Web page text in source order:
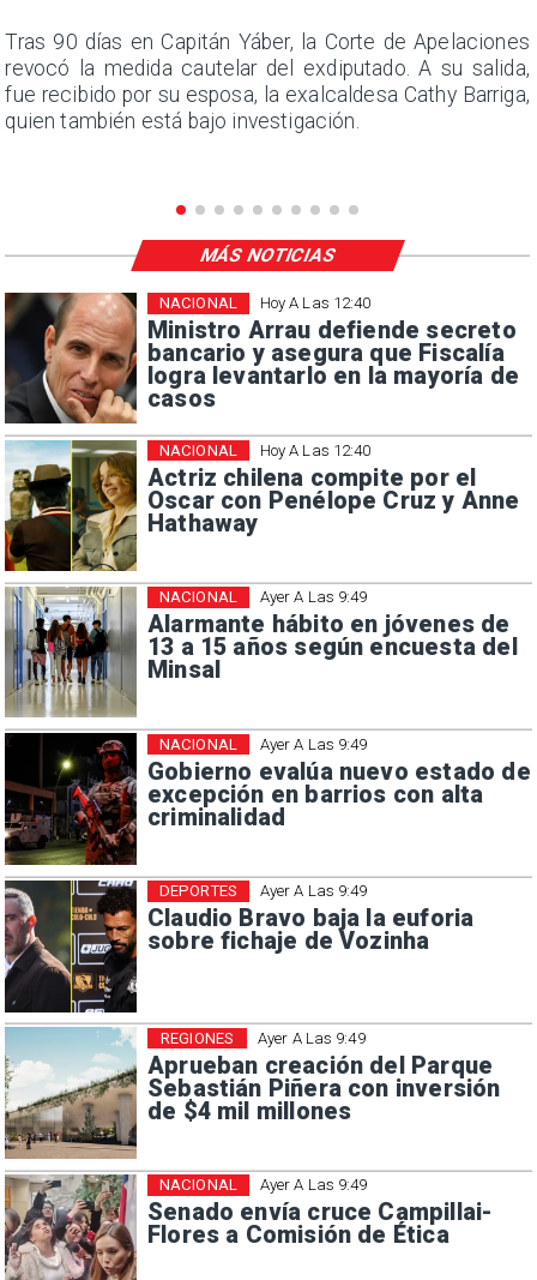
Tras 90 días en Capitán Yáber, la Corte de Apelaciones
revocó la medida cautelar del exdiputado. A su salida,
fue recibido por su esposa, la exalcaldesa Cathy Barriga,
quien también está bajo investigación.
Hoy A Las 12:40
Ministro Arrau defiende secreto
bancario y asegura que Fiscalía
logra levantarlo en la mayoría de
casos
NACIONAL
Hoy A Las 12:40
Actriz chilena compite por el
Oscar con Penélope Cruz y Anne
Hathaway
NACIONAL
Ayer A Las 9:49
Alarmante hábito en jóvenes de
13 a 15 años según encuesta del
Minsal
NACIONAL
Ayer A Las 9:49
Gobierno evalúa nuevo estado de
excepción en barrios con alta
criminalidad
NACIONAL
Ayer A Las 9:49
Claudio Bravo baja la euforia
sobre fichaje de Vozinha
DEPORTES
Ayer A Las 9:49
Aprueban creación del Parque
Sebastián Piñera con inversión
de $4 mil millones
REGIONES
Ayer A Las 9:49
Senado envía cruce Campillai-
Flores a Comisión de Ética
NACIONAL
MÁS NOTICIAS